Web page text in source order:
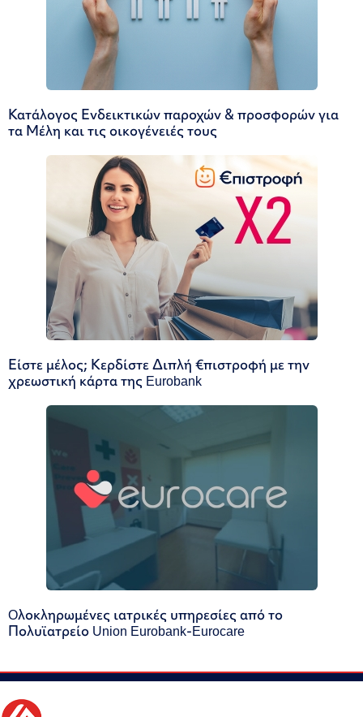
Κατάλογος Ενδεικτικών παροχών & προσφορών για
τα Μέλη και τις οικογένειές τους
Είστε μέλος; Κερδίστε Διπλή €πιστροφή με την
χρεωστική κάρτα της Eurobank
Oλοκληρωμένες ιατρικές υπηρεσίες από το
Πολυϊατρείο Union Eurobank-Eurocare